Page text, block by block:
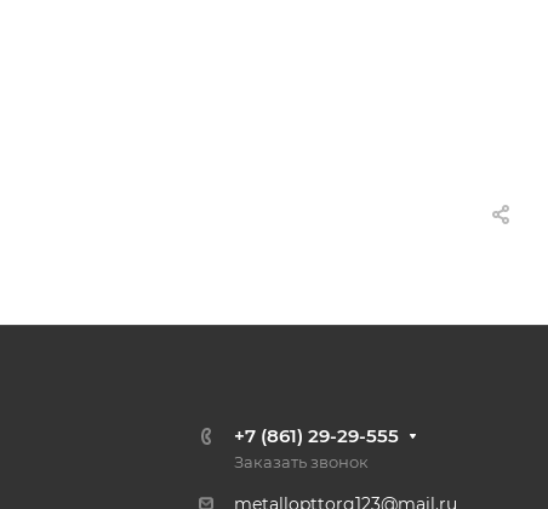
+7 (861) 29-29-555
Заказать звонок
metallopttorg123@mail.ru